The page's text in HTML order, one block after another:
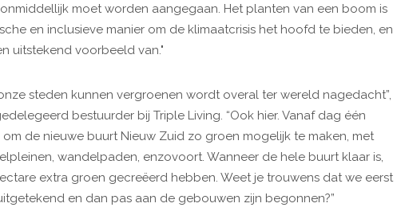
moet worden aangegaan. Het planten van een boom is
en inclusieve manier om de klimaatcrisis het hoofd te bieden, en
uitstekend voorbeeld van."
steden kunnen vergroenen wordt overal ter wereld nagedacht”,
bestuurder bij Triple Living. “Ook hier. Vanaf dag één
de nieuwe buurt Nieuw Zuid zo groen mogelijk te maken, met
wandelpaden, enzovoort. Wanneer de hele buurt klaar is,
extra groen gecreëerd hebben. Weet je trouwens dat we eerst
en dan pas aan de gebouwen zijn begonnen?”